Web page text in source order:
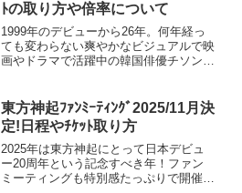
ﾄの取り方や倍率について
1999年のデビューから26年。何年経っ
ても変わらない爽やかなビジュアルで映
画やドラマで活躍中の韓国俳優チソン。
大阪にて『2025 JISUNG FANMEETI...
東方神起ﾌｧﾝﾐｰﾃｨﾝｸﾞ2025/11月決
定!日程やﾁｹｯﾄ取り方
2025年は東方神起にとって日本デビュ
ー20周年という記念すべき年！ファン
ミーティングも特別感たっぷりで開催さ